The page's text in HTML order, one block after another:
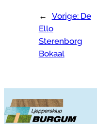
← Vorige: De
Ello
Sterenborg
Bokaal